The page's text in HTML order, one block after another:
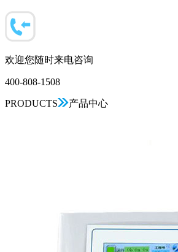
欢迎您随时来电咨询
400-808-1508
PRODUCTS 产品中心